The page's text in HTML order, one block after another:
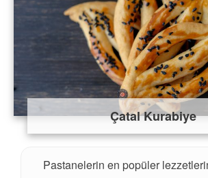
Çatal Kurabiye
Pastanelerin en popüler